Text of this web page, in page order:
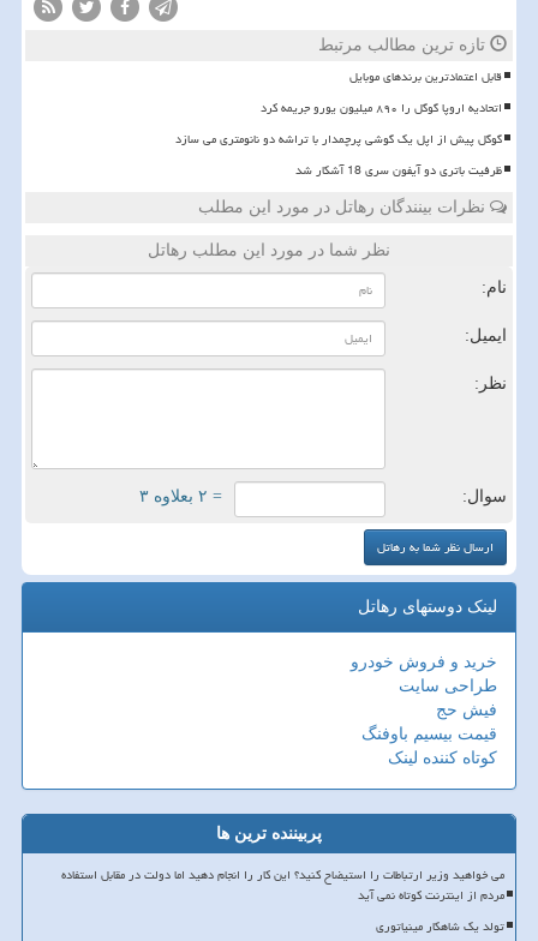
تازه ترین مطالب مرتبط
قابل اعتمادترین برندهای موبایل
اتحادیه اروپا گوگل را ۸۹۰ میلیون یورو جریمه کرد
گوگل پیش از اپل یک گوشی پرچمدار با تراشه دو نانومتری می سازد
ظرفیت باتری دو آیفون سری 18 آشکار شد
نظرات بینندگان رهاتل در مورد این مطلب
نظر شما در مورد این مطلب رهاتل
نام:
ایمیل:
نظر:
سوال: = ۲ بعلاوه ۳
لینک دوستهای رهاتل
خرید و فروش خودرو
طراحی سایت
فیش حج
قیمت بیسیم باوفنگ
کوتاه کننده لینک
پربیننده ترین ها
می خواهید وزیر ارتباطات را استیضاح کنید؟ این کار را انجام دهید اما دولت در مقابل استفاده
مردم از اینترنت کوتاه نمی آید
تولد یک شاهکار مینیاتوری